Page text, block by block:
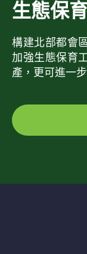
生態保
構建北部都會
加強生態保育
產，更可進一